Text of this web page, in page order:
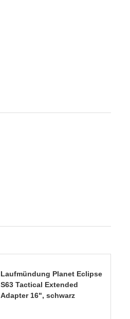
Laufmündung Planet Eclipse
S63 Tactical Extended
Adapter 16", schwarz